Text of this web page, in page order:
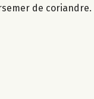
de coriandre.